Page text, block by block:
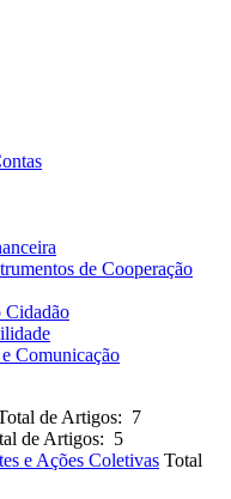
de Cooperação
Cidadão
Comunicação
de Artigos: 7
de Artigos: 5
e Ações Coletivas Total